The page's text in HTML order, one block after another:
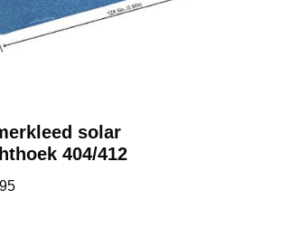
solar
404/412